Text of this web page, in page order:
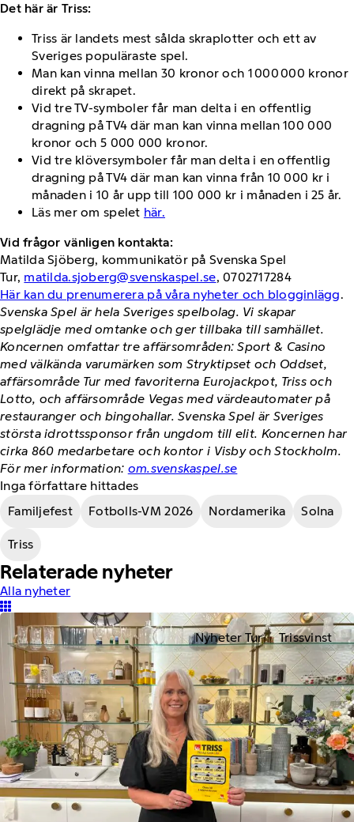
Det här är Triss:
Triss är landets mest sålda skraplotter och ett av
Sveriges populäraste spel.
Man kan vinna mellan 30 kronor och 1 000 000 kronor
direkt på skrapet.
Vid tre TV-symboler får man delta i en offentlig
dragning på TV4 där man kan vinna mellan 100 000
kronor och 5 000 000 kronor.
Vid tre klöversymboler får man delta i en offentlig
dragning på TV4 där man kan vinna från 10 000 kr i
månaden i 10 år upp till 100 000 kr i månaden i 25 år.
Läs mer om spelet här.
Vid frågor vänligen kontakta:
Matilda Sjöberg, kommunikatör på Svenska Spel
Tur, matilda.sjoberg@svenskaspel.se, 0702717284
Här kan du prenumerera på våra nyheter och blogginlägg.
Svenska Spel är hela Sveriges spelbolag. Vi skapar
spelglädje med omtanke och ger tillbaka till samhället.
Koncernen omfattar tre affärsområden: Sport & Casino
med välkända varumärken som Stryktipset och Oddset,
affärsområde Tur med favoriterna Eurojackpot, Triss och
Lotto, och affärsområde Vegas med värdeautomater på
restauranger och bingohallar. Svenska Spel är Sveriges
största idrottssponsor från ungdom till elit. Koncernen har
cirka 860 medarbetare och kontor i Visby och Stockholm.
För mer information: om.svenskaspel.se
Inga författare hittades
Familjefest
Fotbolls-VM 2026 Nordamerika Solna
Triss
Relaterade nyheter
Alla nyheter
Nyheter Tur Trissvinst